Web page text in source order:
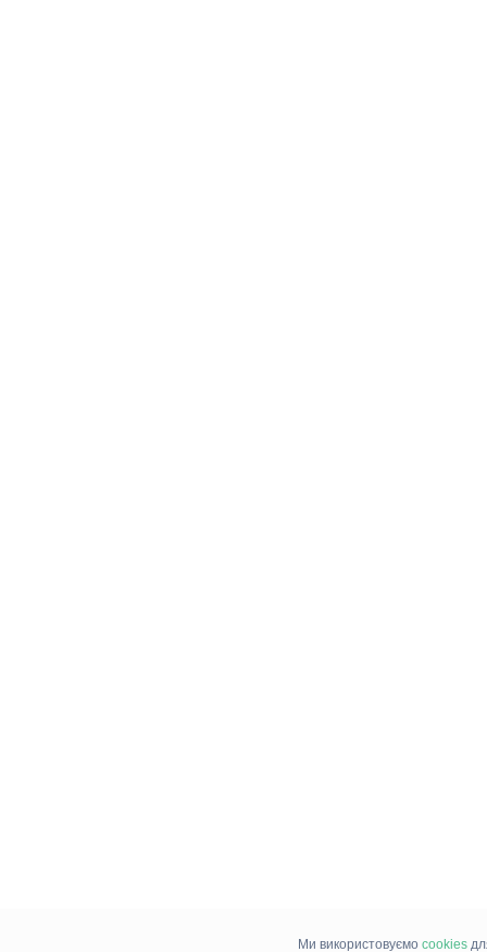
Ми використовуємо cookies